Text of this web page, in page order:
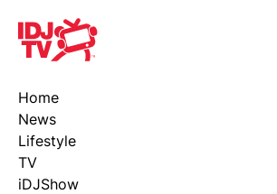
IDJ TV
Home
News
Lifestyle
TV
iDJShow